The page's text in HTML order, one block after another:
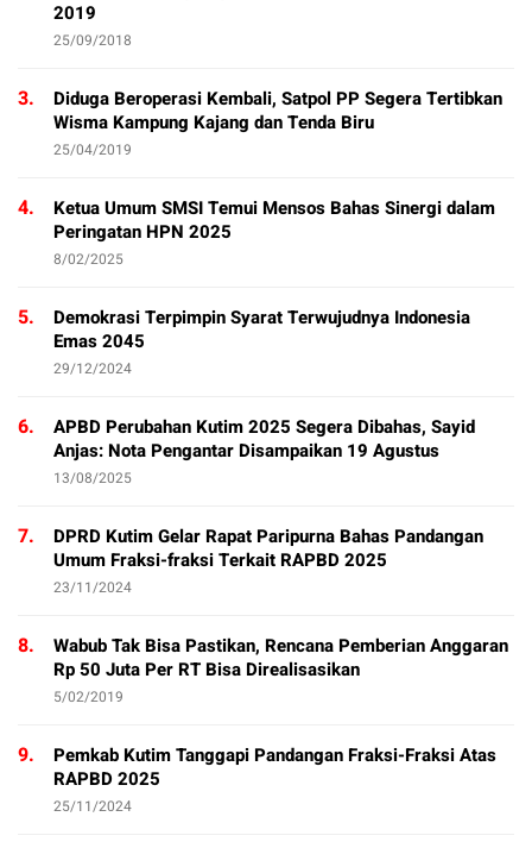
2019
25/09/2018
3.
Diduga Beroperasi Kembali, Satpol PP Segera Tertibkan
Wisma Kampung Kajang dan Tenda Biru
25/04/2019
4.
Ketua Umum SMSI Temui Mensos Bahas Sinergi dalam
Peringatan HPN 2025
8/02/2025
5.
Demokrasi Terpimpin Syarat Terwujudnya Indonesia
Emas 2045
29/12/2024
6.
APBD Perubahan Kutim 2025 Segera Dibahas, Sayid
Anjas: Nota Pengantar Disampaikan 19 Agustus
13/08/2025
7.
DPRD Kutim Gelar Rapat Paripurna Bahas Pandangan
Umum Fraksi-fraksi Terkait RAPBD 2025
23/11/2024
8.
Wabub Tak Bisa Pastikan, Rencana Pemberian Anggaran
Rp 50 Juta Per RT Bisa Direalisasikan
5/02/2019
9.
Pemkab Kutim Tanggapi Pandangan Fraksi-Fraksi Atas
RAPBD 2025
25/11/2024